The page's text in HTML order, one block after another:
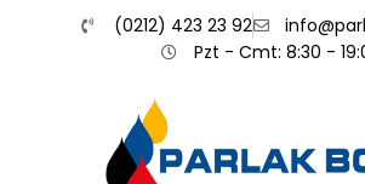
(0212) 423 23 92
Pzt - Cmt: 8:30 -